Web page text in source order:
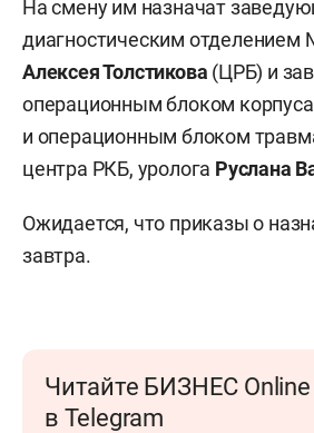
На смену им назначат
диагностическим отделением
Алексея Толстикова (ЦРБ) и
операционным блоком
и операционным блоком
центра РКБ, уролога Руслана
Ожидается, что приказы о
завтра.
Читайте БИЗНЕС Online
в Telegram